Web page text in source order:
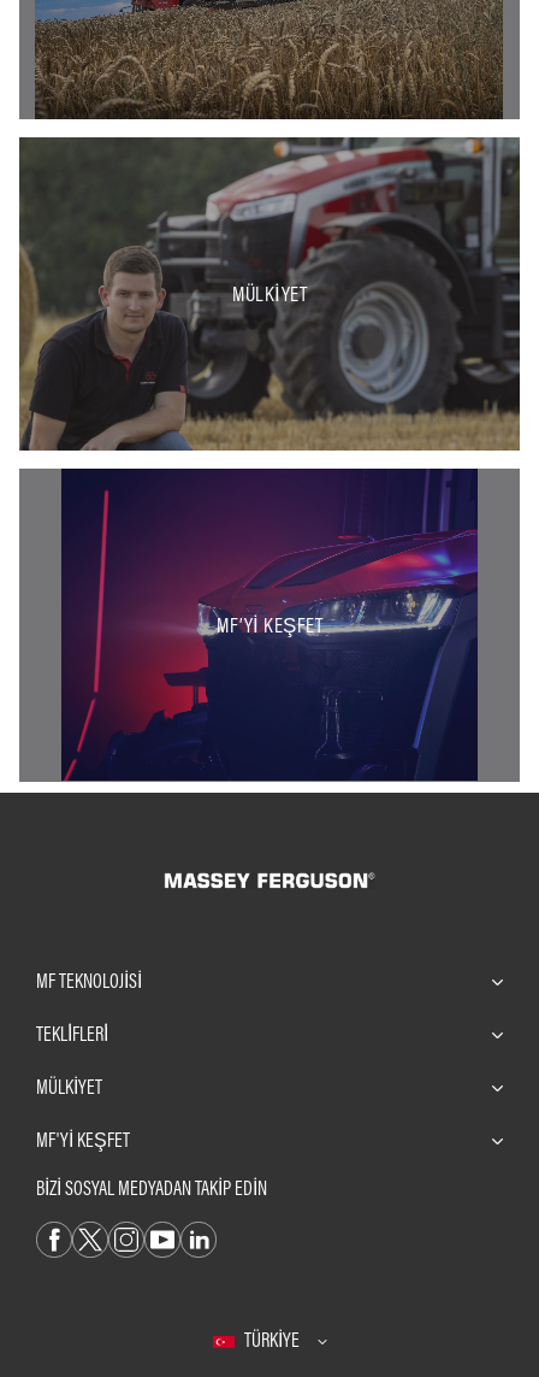
MÜLKIYET
MF’YI KEŞFET
MF TEKNOLOJISI
TEKLİFLERİ
MÜLKIYET
MF'YI KEŞFET
BİZİ SOSYAL MEDYADAN TAKİP EDİN
TÜRKIYE